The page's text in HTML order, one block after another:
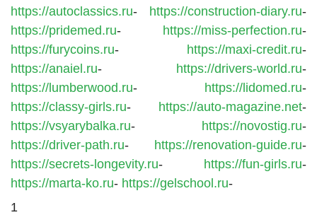
https://autoclassics.ru- https://construction-diary.ru-
https://pridemed.ru- https://miss-perfection.ru-
https://furycoins.ru- https://maxi-credit.ru-
https://anaiel.ru- https://drivers-world.ru-
https://lumberwood.ru- https://lidomed.ru-
https://classy-girls.ru- https://auto-magazine.net-
https://vsyarybalka.ru- https://novostig.ru-
https://driver-path.ru- https://renovation-guide.ru-
https://secrets-longevity.ru- https://fun-girls.ru-
https://marta-ko.ru- https://gelschool.ru-
1